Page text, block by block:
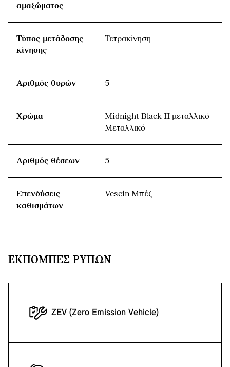
αμαξώματος
Τύπος μετάδοσης
κίνησης
Τετρακίνηση
Αριθμός θυρών 5
Χρώμα
Midnight Black II μεταλλικό
Μεταλλικό
Αριθμός θέσεων 5
Επενδύσεις
καθισμάτων
Vescin Μπέζ
ΕΚΠΟΜΠΈΣ ΡΎΠΩΝ
ZEV (Zero Emission Vehicle)